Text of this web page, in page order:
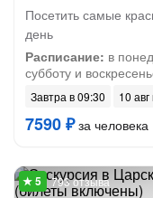
Посетить самые
день
Расписание: в
субботу и
Завтра в 09:30 10
7590 ₽за человека
793 отзыва